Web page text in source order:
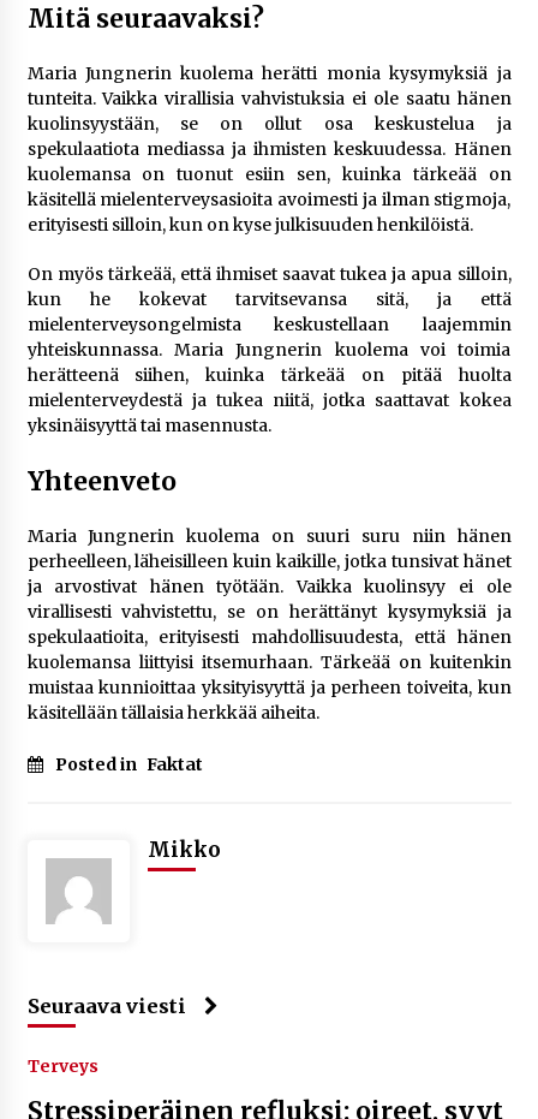
Mitä seuraavaksi?
Maria Jungnerin kuolema herätti monia kysymyksiä ja
tunteita. Vaikka virallisia vahvistuksia ei ole saatu hänen
kuolinsyystään, se on ollut osa keskustelua ja
spekulaatiota mediassa ja ihmisten keskuudessa. Hänen
kuolemansa on tuonut esiin sen, kuinka tärkeää on
käsitellä mielenterveysasioita avoimesti ja ilman stigmoja,
erityisesti silloin, kun on kyse julkisuuden henkilöistä.
On myös tärkeää, että ihmiset saavat tukea ja apua silloin,
kun he kokevat tarvitsevansa sitä, ja että
mielenterveysongelmista keskustellaan laajemmin
yhteiskunnassa. Maria Jungnerin kuolema voi toimia
herätteenä siihen, kuinka tärkeää on pitää huolta
mielenterveydestä ja tukea niitä, jotka saattavat kokea
yksinäisyyttä tai masennusta.
Yhteenveto
Maria Jungnerin kuolema on suuri suru niin hänen
perheelleen, läheisilleen kuin kaikille, jotka tunsivat hänet
ja arvostivat hänen työtään. Vaikka kuolinsyy ei ole
virallisesti vahvistettu, se on herättänyt kysymyksiä ja
spekulaatioita, erityisesti mahdollisuudesta, että hänen
kuolemansa liittyisi itsemurhaan. Tärkeää on kuitenkin
muistaa kunnioittaa yksityisyyttä ja perheen toiveita, kun
käsitellään tällaisia herkkää aiheita.
Posted in Faktat
Mikko
Seuraava viesti
Terveys
Stressiperäinen refluksi: oireet, syyt